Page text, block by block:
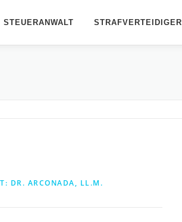
STEUERANWALT STRAFVERTEIDIGER
DR. ARCONADA, LL.M.